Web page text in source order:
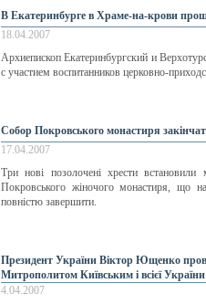
В Екатеринбурге в Храме-на-крови
18.04.2007
Архиепископ Екатеринбургский и
с участием воспитанников церковно-
Собор Покровського монастиря
17.04.2007
Три нові позолочені хрести
Покровського жіночого монастиря, що
повністю завершити.
Президент України Віктор Ющенко
Митрополитом Київським і всієї
4.04.2007